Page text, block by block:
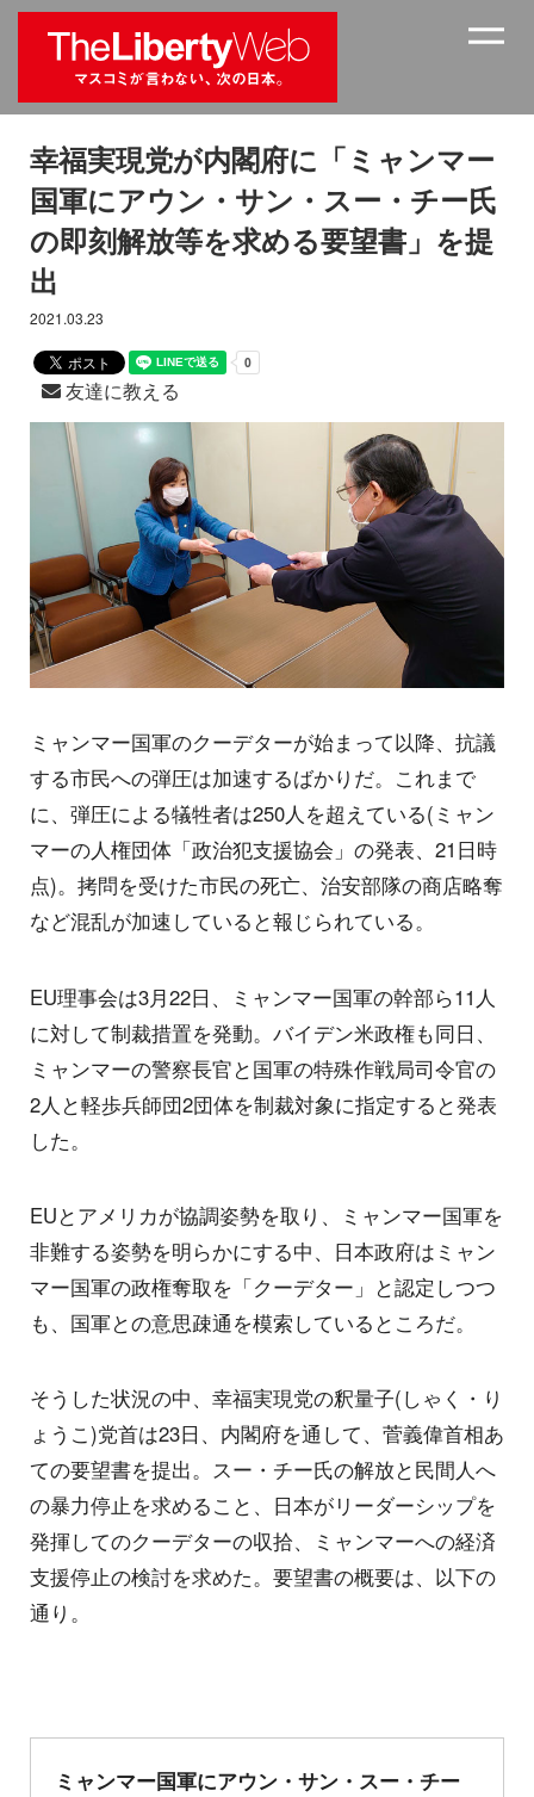
幸福実現党が内閣府に「ミャンマー
国軍にアウン・サン・スー・チー氏
の即刻解放等を求める要望書」を提
出
2021.03.23
友達に教える
ミャンマー国軍のクーデターが始まって以降、抗議
する市民への弾圧は加速するばかりだ。これまで
に、弾圧による犠牲者は250人を超えている(ミャン
マーの人権団体「政治犯支援協会」の発表、21日時
点)。拷問を受けた市民の死亡、治安部隊の商店略奪
など混乱が加速していると報じられている。
EU理事会は3月22日、ミャンマー国軍の幹部ら11人
に対して制裁措置を発動。バイデン米政権も同日、
ミャンマーの警察長官と国軍の特殊作戦局司令官の
2人と軽歩兵師団2団体を制裁対象に指定すると発表
した。
EUとアメリカが協調姿勢を取り、ミャンマー国軍を
非難する姿勢を明らかにする中、日本政府はミャン
マー国軍の政権奪取を「クーデター」と認定しつつ
も、国軍との意思疎通を模索しているところだ。
そうした状況の中、幸福実現党の釈量子(しゃく・り
ょうこ)党首は23日、内閣府を通して、菅義偉首相あ
ての要望書を提出。スー・チー氏の解放と民間人へ
の暴力停止を求めること、日本がリーダーシップを
発揮してのクーデターの収拾、ミャンマーへの経済
支援停止の検討を求めた。要望書の概要は、以下の
通り。
ミャンマー国軍にアウン・サン・スー・チー